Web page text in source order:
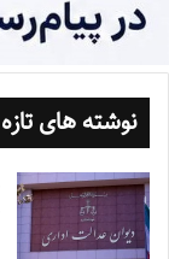
نوشته های تازه